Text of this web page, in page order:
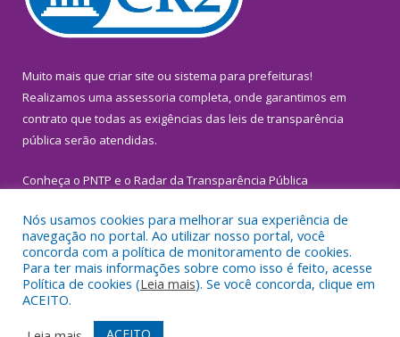
Muito mais que criar site ou sistema para prefeituras!
Realizamos uma assessoria completa, onde garantimos em
contrato que todas as exigências das leis de transparência
pública serão atendidas.
Conheça o PNTP e o Radar da Transparência Pública
Todos os direitos reservados a Prefeitura Municipal de
Inhangapi.
Mapa do Site Acessar Área Administrativa
Nós usamos cookies para melhorar sua experiência de
navegação no portal. Ao utilizar nosso portal, você
concorda com a política de monitoramento de cookies.
Para ter mais informações sobre como isso é feito, acesse
Política de cookies (Leia mais). Se você concorda, clique em
ACEITO.